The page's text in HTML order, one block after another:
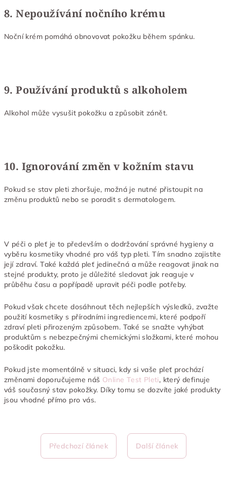
8. Nepoužívání nočního krému
Noční krém pomáhá obnovovat pokožku během spánku.
9. Používání produktů s alkoholem
Alkohol může vysušit pokožku a způsobit zánět.
10. Ignorování změn v kožním stavu
Pokud se stav pleti zhoršuje, možná je nutné přistoupit na
změnu produktů nebo se poradit s dermatologem.
V péči o pleť je to především o dodržování správné hygieny a
vyběru kosmetiky vhodné pro váš typ pleti. Tím snadno zajistíte
její zdraví. Také každá pleť jedinečná a může reagovat jinak na
stejné produkty, proto je důležité sledovat jak reaguje v
průběhu času a popřípadě upravit péči podle potřeby.
Pokud však chcete dosáhnout těch nejlepších výsledků, zvažte
použití kosmetiky s přírodními ingrediencemi, které podpoří
zdraví pleti přirozeným způsobem. Také se snažte vyhýbat
produktům s nebezpečnými chemickými složkami, které mohou
poškodit pokožku.
Pokud jste momentálně v situaci, kdy si vaše pleť prochází
změnami doporučujeme náš Online Test Pleti, který definuje
váš současný stav pokožky. Díky tomu se dozvíte jaké produkty
jsou vhodné přímo pro vás.
Předchozí článek Další článek